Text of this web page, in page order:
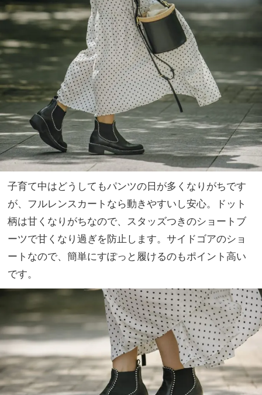
子育て中はどうしてもパンツの日が多くなりがちです
が、フルレンスカートなら動きやすいし安心。ドット
柄は甘くなりがちなので、スタッズつきのショートブ
ーツで甘くなり過ぎを防止します。サイドゴアのショ
ートなので、簡単にすぽっと履けるのもポイント高い
です。